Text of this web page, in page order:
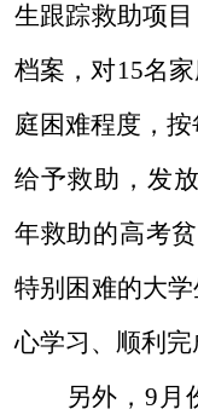
生跟踪救助项
档案，对15名
庭困难程度，按
给予救助，发
年救助的高考
特别困难的大
心学习、顺利完
另外，9 月